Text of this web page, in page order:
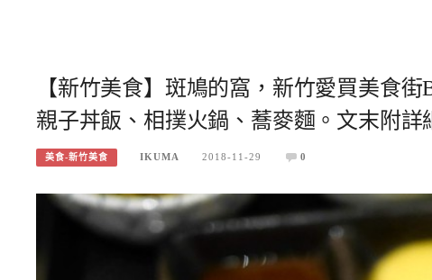
【新竹美食】斑鳩的窩，新竹愛買美食
親子丼飯、相撲火鍋、蕎麥麵。文末附詳
美食-新竹美食 IKUMA 2018-11-29 0